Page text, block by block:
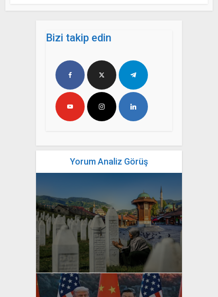
Bizi takip edin
Yorum Analiz Görüş
yazan
Bahri Ak